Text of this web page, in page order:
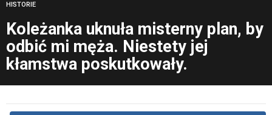
HISTORIE
Koleżanka uknuła misterny plan, by
odbić mi męża. Niestety jej
kłamstwa poskutkowały.